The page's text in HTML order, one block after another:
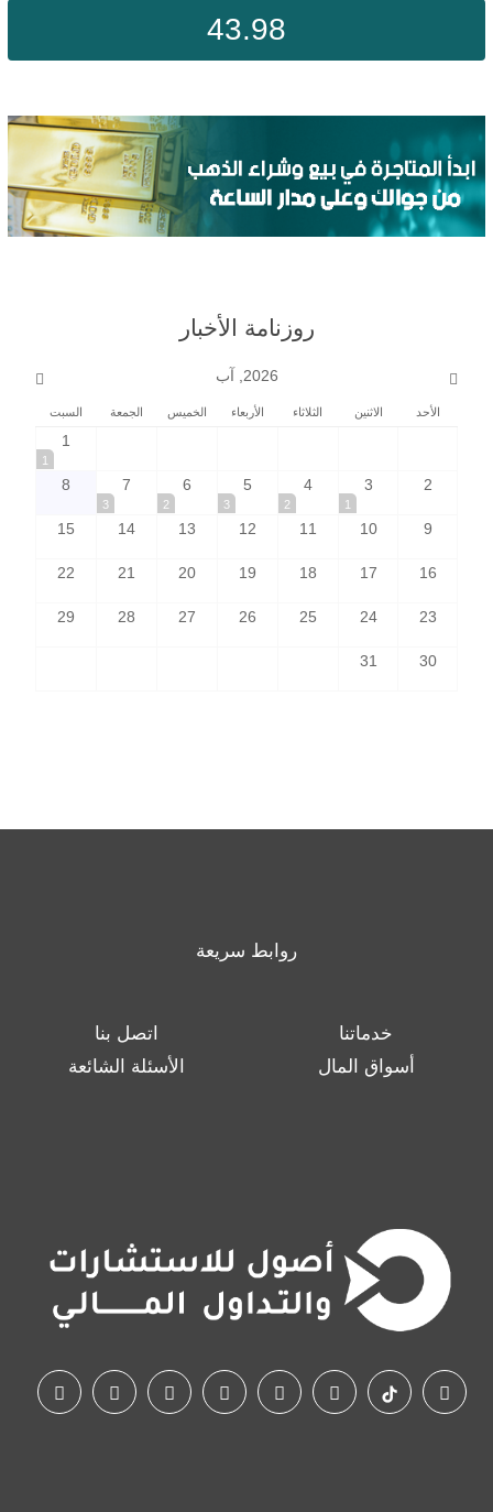
43.98
روزنامة الأخبار
2026, آب
الأحد الاثنين الثلاثاء الأربعاء الخميس الجمعة السبت
1
1
2
3
1
4
2
5
3
6
2
7
3
8
9
10
11
12
13
14
15
16
17
18
19
20
21
22
23
24
25
26
27
28
29
30
31
روابط سريعة
خدماتنا
اتصل بنا
أسواق المال
الأسئلة الشائعة